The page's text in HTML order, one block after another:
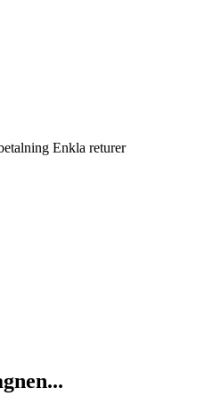
Enkla returer